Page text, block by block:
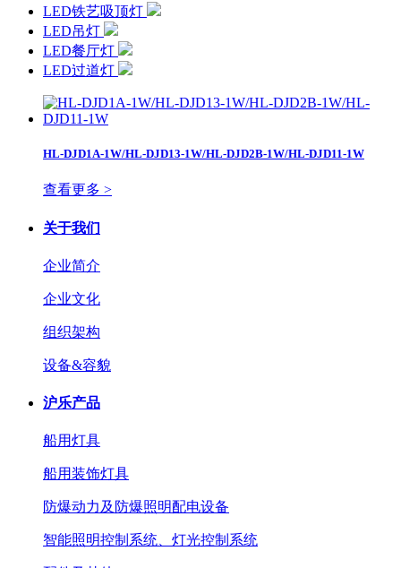
LED铁艺吸顶灯
LED吊灯
LED餐厅灯
LED过道灯
HL-DJD1A-1W/HL-DJD13-1W/HL-DJD2B-1W/HL-DJD11-1W
查看更多 >
关于我们
企业简介
企业文化
组织架构
设备&容貌
沪乐产品
船用灯具
船用装饰灯具
防爆动力及防爆照明配电设备
智能照明控制系统、灯光控制系统